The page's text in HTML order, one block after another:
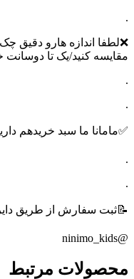
.
❌لطفا اندازه هارو دقیق
مقایسه کنید/یک تا دوسانت
.
.
✅مامانا ما سبد خریدهم
.
.
📝ثبت سفارش از طریق
@ninimo_kids
محصولات مرتبط